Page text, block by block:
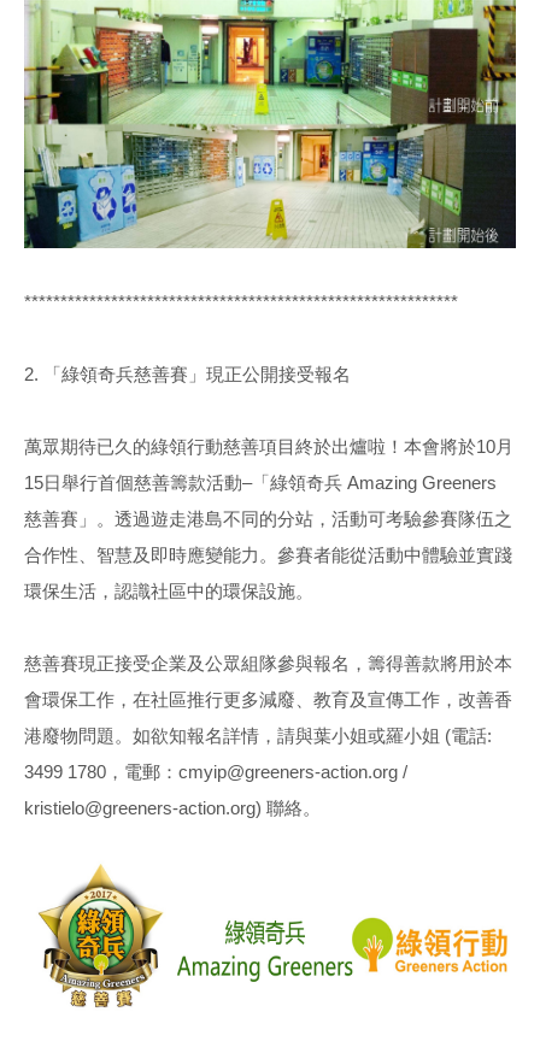
************************************************************
2. 「綠領奇兵慈善賽」現正公開接受報名
萬眾期待已久的綠領行動慈善項目終於出爐啦！本會將於10月
15日舉行首個慈善籌款活動–「綠領奇兵 Amazing Greeners
慈善賽」。透過遊走港島不同的分站，活動可考驗參賽隊伍之
合作性、智慧及即時應變能力。參賽者能從活動中體驗並實踐
環保生活，認識社區中的環保設施。
慈善賽現正接受企業及公眾組隊參與報名，籌得善款將用於本
會環保工作，在社區推行更多減廢、教育及宣傳工作，改善香
港廢物問題。如欲知報名詳情，請與葉小姐或羅小姐 (電話:
3499 1780，電郵：cmyip@greeners-action.org /
kristielo@greeners-action.org) 聯絡。